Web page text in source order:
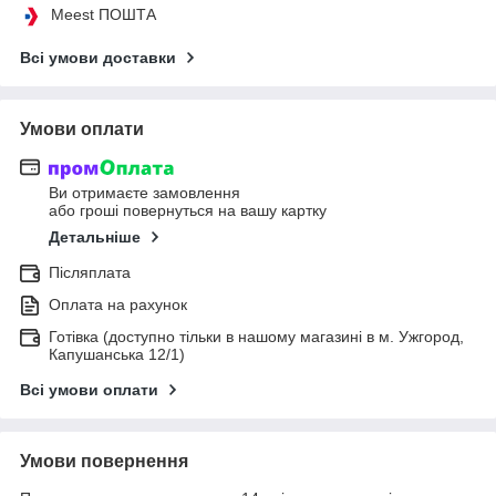
Meest ПОШТА
Всі умови доставки
Умови оплати
Ви отримаєте замовлення
або гроші повернуться на вашу картку
Детальніше
Післяплата
Оплата на рахунок
Готівка (доступно тільки в нашому магазині в м. Ужгород,
Капушанська 12/1)
Всі умови оплати
Умови повернення